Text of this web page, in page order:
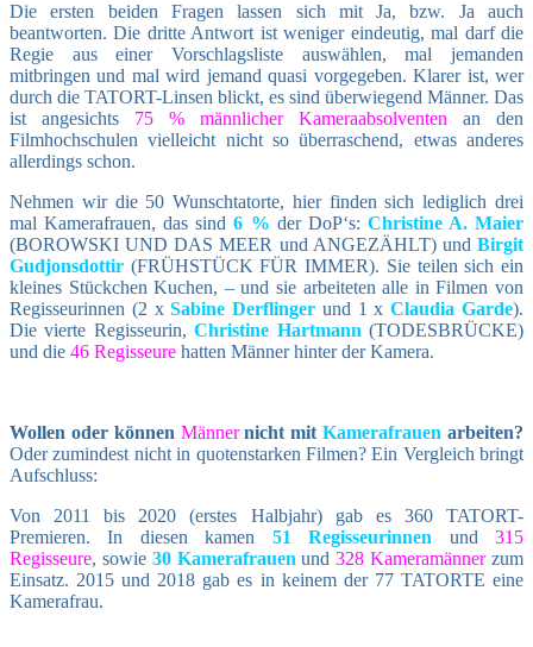
Die ersten beiden Fragen lassen sich mit Ja, bzw. Ja auch
beantworten. Die dritte Antwort ist weniger eindeutig, mal darf die
Regie aus einer Vorschlagsliste auswählen, mal jemanden
mitbringen und mal wird jemand quasi vorgegeben. Klarer ist, wer
durch die TATORT-Linsen blickt, es sind überwiegend Männer. Das
ist angesichts 75 % männlicher Kameraabsolventen an den
Filmhochschulen vielleicht nicht so überraschend, etwas anderes
allerdings schon.
Nehmen wir die 50 Wunschtatorte, hier finden sich lediglich drei
mal Kamerafrauen, das sind6 % der DoP‘s: Christine A. Maier
(BOROWSKI UND DAS MEER und ANGEZÄHLT) und Birgit
Gudjonsdottir (FRÜHSTÜCK FÜR IMMER). Sie teilen sich ein
kleines Stückchen Kuchen, – und sie arbeiteten alle in Filmen von
Regisseurinnen (2 xSabine Derflinger und 1 xClaudia Garde).
Die vierte Regisseurin,Christine Hartmann(TODESBRÜCKE)
und die 46 Regisseure hatten Männer hinter der Kamera.
Wollen oder können Männernicht mitKamerafrauen arbeiten?
Oder zumindest nicht in quotenstarken Filmen? Ein Vergleich bringt
Aufschluss:
Von 2011 bis 2020 (erstes Halbjahr) gab es 360 TATORT-
Premieren. In diesen kamen 51 Regisseurinnen und315
Regisseure, sowie 30 Kamerafrauenund328 Kameramännerzum
Einsatz. 2015 und 2018 gab es in keinem der 77 TATORTE eine
Kamerafrau.